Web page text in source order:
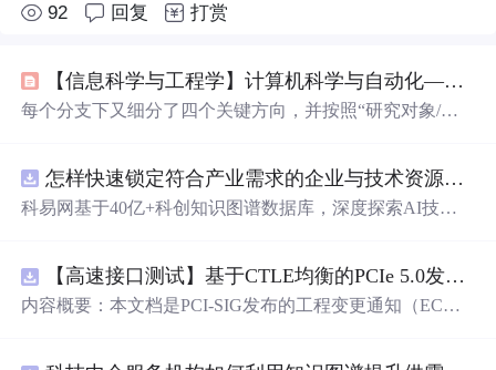
92 回复 打赏
【信息科学与工程学】计算机科学与自动化——第六十三篇 人机交互之前端交互参数知识库02
每个分支下又细分了四个关键方向，并按照“研究对象/焦
最终整合时，应建立唯一的学科分类编码表（例如，用两
位数字或“ART”、“MED”、“ECO”等字母前缀），并确保
整。控制过程（前馈、同期、反馈）、全面质量管理（TQ
M）、平衡计分卡（BSC）定量（调查、实验）、定性
（访谈、民族志）、混合方法、大数据。
怎样快速锁定符合产业需求的企业与技术资源？.docx
科易网基于40亿+科创知识图谱数据库，深度探索AI技术
新领域的AI+数智化解决方案，推动科技创新与产业创新
智能化发展。
【高速接口测试】基于CTLE均衡的PCIe 5.0发射机抖动测量方法：32 GT/s速率下精确评估硅基抖动分量的技术方案
内容概要：本文档是PCI-SIG发布的工程变更通知（EC